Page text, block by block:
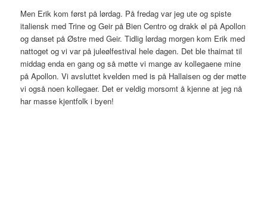
Men Erik kom først på lørdag. På fredag var jeg ute og spiste
italiensk med Trine og Geir på Bien Centro og drakk øl på Apollon
og danset på Østre med Geir. Tidlig lørdag morgen kom Erik med
nattoget og vi var på juleølfestival hele dagen. Det ble thaimat til
middag enda en gang og så møtte vi mange av kollegaene mine
på Apollon. Vi avsluttet kvelden med is på Hallaisen og der møtte
vi også noen kollegaer. Det er veldig morsomt å kjenne at jeg nå
har masse kjentfolk i byen!